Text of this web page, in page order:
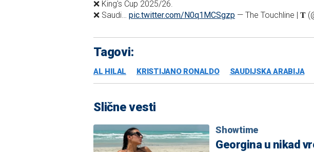
❌ King's Cup 2025/26.
❌ Saudi… pic.twitter.com/N0q1MCSgzp — The Touchline | 𝐓
Tagovi:
AL HILAL KRISTIJANO RONALDO SAUDIJSKA ARABIJA
Slične vesti
Showtime
Georgina u nikad